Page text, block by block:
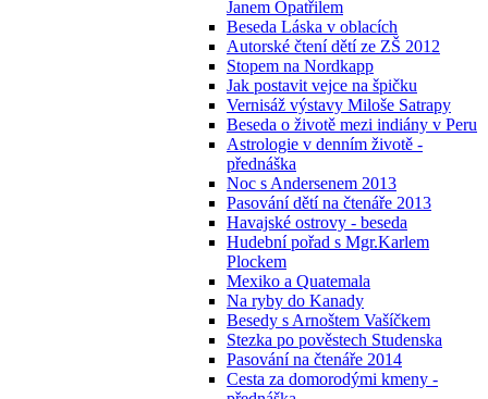
Janem Opatřilem
Beseda Láska v oblacích
Autorské čtení dětí ze ZŠ 2012
Stopem na Nordkapp
Jak postavit vejce na špičku
Vernisáž výstavy Miloše Satrapy
Beseda o životě mezi indiány v Peru
Astrologie v denním životě -
přednáška
Noc s Andersenem 2013
Pasování dětí na čtenáře 2013
Havajské ostrovy - beseda
Hudební pořad s Mgr.Karlem
Plockem
Mexiko a Quatemala
Na ryby do Kanady
Besedy s Arnoštem Vašíčkem
Stezka po pověstech Studenska
Pasování na čtenáře 2014
Cesta za domorodými kmeny -